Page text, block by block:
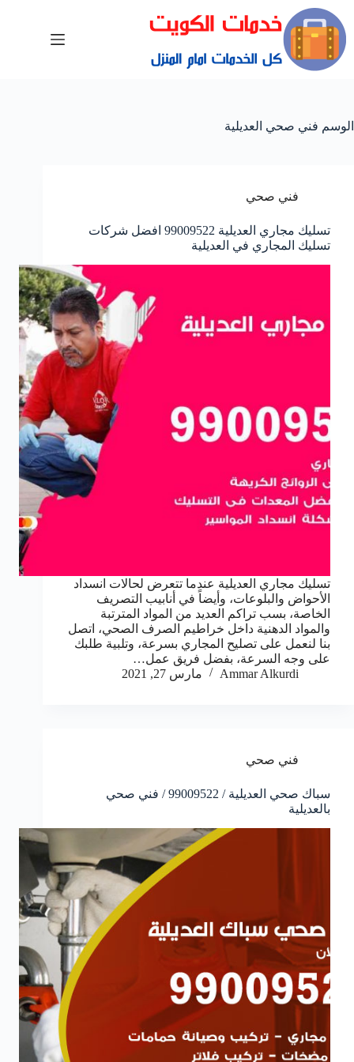
الوسم فني صحي العديلية
فني صحي
تسليك مجاري العديلية 99009522 افضل شركات
تسليك المجاري في العديلية
تسليك مجاري العديلية عندما تتعرض لحالات انسداد
الأحواض والبلوعات، وأيضاً في أنابيب التصريف
الخاصة، بسب تراكم العديد من المواد المترتبة
والمواد الدهنية داخل خراطيم الصرف الصحي، اتصل
بنا لنعمل على تصليح المجاري بسرعة، وتلبية طلبك
على وجه السرعة، بفضل فريق عمل…
Ammar Alkurdi
مارس 27, 2021
فني صحي
سباك صحي العديلية / 99009522 / فني صحي
بالعديلية